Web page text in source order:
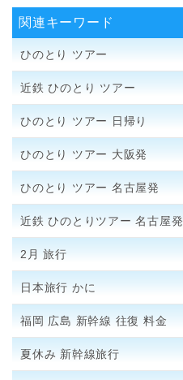
関連キーワード
ひのとり ツアー
近鉄 ひのとり ツアー
ひのとり ツアー 日帰り
ひのとり ツアー 大阪発
ひのとり ツアー 名古屋発
近鉄 ひのとりツアー 名古屋発
2月 旅行
日本旅行 かに
福岡 広島 新幹線 往復 料金
夏休み 新幹線旅行